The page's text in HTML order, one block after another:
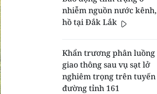
nhiễm nguồn nước kênh,
hồ tại Đắk Lắk
Khẩn trương phân luồng
giao thông sau vụ sạt lở
nghiêm trọng trên tuyến
đường tỉnh 161